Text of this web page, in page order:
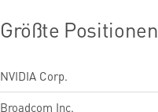
Größte Positionen
NVIDIA Corp.
Broadcom Inc.